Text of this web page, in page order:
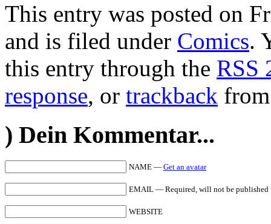
This entry was posted on
and is filed under Comics.
this entry through the RSS
response, or trackback
) Dein Kommentar...
NAME — Get an avatar
EMAIL — Required, will not be published
WEBSITE